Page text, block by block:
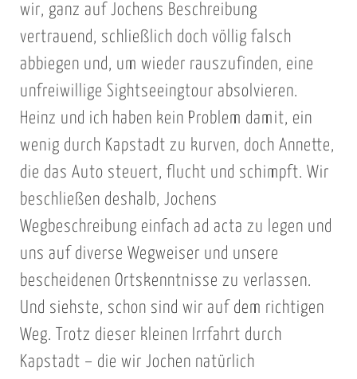
wir, ganz auf Jochens Beschreibung
vertrauend, schließlich doch völlig falsch
abbiegen und, um wieder rauszufinden, eine
unfreiwillige Sightseeingtour absolvieren.
Heinz und ich haben kein Problem damit, ein
wenig durch Kapstadt zu kurven, doch Annette,
die das Auto steuert, flucht und schimpft. Wir
beschließen deshalb, Jochens
Wegbeschreibung einfach ad acta zu legen und
uns auf diverse Wegweiser und unsere
bescheidenen Ortskenntnisse zu verlassen.
Und siehste, schon sind wir auf dem richtigen
Weg. Trotz dieser kleinen Irrfahrt durch
Kapstadt – die wir Jochen natürlich